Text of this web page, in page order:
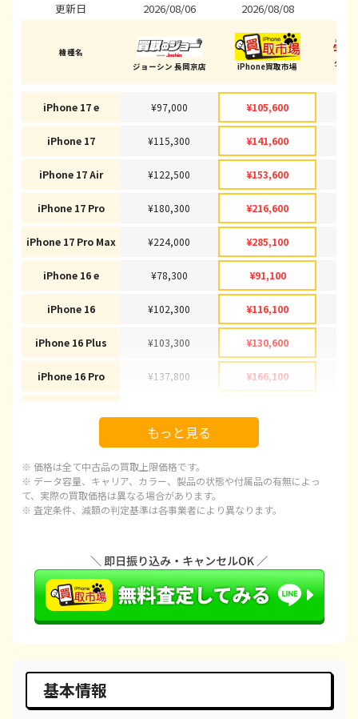
更新日
機種名
iPhone 17 e
iPhone 17
iPhone 17 Air
iPhone 17 Pro
iPhone 17 Pro Max
iPhone 16 e
iPhone 16
iPhone 16 Plus
iPhone 16 Pro
iPhone 15 Plus
iPhone 15 Pro
iPhone 14 Plus
iPhone 14
iPhone 14 Pro Max
iPhone SE 3
2026/08/06
ジョーシン 長岡京店
¥97,000
¥115,300
¥122,500
¥180,300
¥224,000
¥78,300
¥102,300
¥103,300
¥137,800
¥75,500
¥77,000
¥102,300
¥59,800
¥26,500
2026/08/08
iPhone買取市場
¥105,600
¥141,600
¥153,600
¥216,600
¥285,100
¥91,100
¥116,100
¥130,600
¥166,100
¥92,100
¥97,100
¥120,100
¥66,600
¥29,600
ダイ
もっと見る
※ 価格は全て中古品の買取上限価格です。
※ データ容量、キャリア、カラー、製品の状態や付属品の有無によっ
て、実際の買取価格は異なる場合があります。
※ 査定条件、減額の判定基準は各事業者により異なります。
基本情報